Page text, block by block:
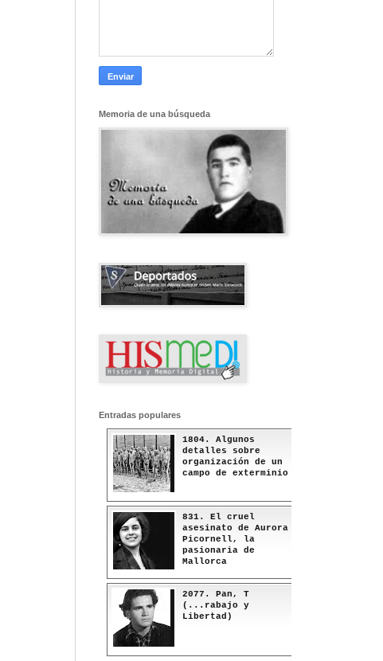
Memoria de una búsqueda
Entradas populares
1804. Algunos
detalles sobre
organización de un
campo de exterminio
831. El cruel
asesinato de Aurora
Picornell, la
pasionaria de
Mallorca
2077. Pan, T
(...rabajo y
Libertad)